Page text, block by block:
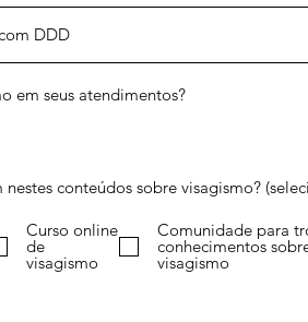
em seus atendimentos?
nestes conteúdos sobre visagismo?
Curso online
de
visagismo
Comunidade para
conhecimentos
visagismo